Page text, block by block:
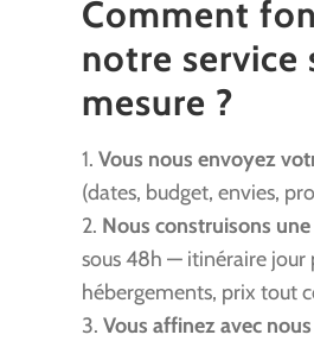
Comment
notre service
mesure ?
1. Vous nous envoyez
(dates, budget, envies,
2. Nous construisons
sous 48h — itinéraire jour
hébergements, prix tout
3. Vous affinez avec nous